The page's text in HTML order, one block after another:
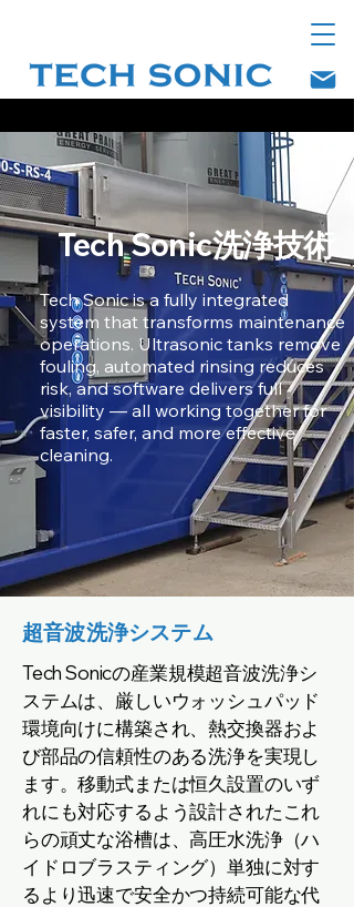
Tech Sonic洗浄技術
Tech Sonic is a fully integrated
system that transforms maintenance
operations. Ultrasonic tanks remove
fouling, automated rinsing reduces
risk, and software delivers full
visibility — all working together for
faster, safer, and more effective
cleaning.
超音波洗浄システム
Tech Sonicの産業規模超音波洗浄シ
ステムは、厳しいウォッシュパッド
環境向けに構築され、熱交換器およ
び部品の信頼性のある洗浄を実現し
ます。移動式または恒久設置のいず
れにも対応するよう設計されたこれ
らの頑丈な浴槽は、高圧水洗浄（ハ
イドロブラスティング）単独に対す
るより迅速で安全かつ持続可能な代